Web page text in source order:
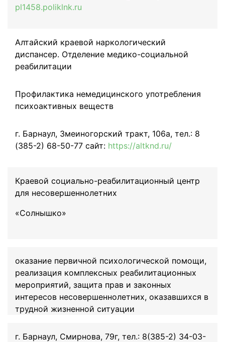
pl1458.poliklnk.ru
Алтайский краевой наркологический
диспансер. Отделение медико-социальной
реабилитации
Профилактика немедицинского употребления
психоактивных веществ
г. Барнаул, Змеиногорский тракт, 106а, тел.: 8
(385-2) 68-50-77 сайт: https://altknd.ru/
Краевой социально-реабилитационный центр
для несовершеннолетних
«Солнышко»
оказание первичной психологической помощи,
реализация комплексных реабилитационных
мероприятий, защита прав и законных
интересов несовершеннолетних, оказавшихся в
трудной жизненной ситуации
г. Барнаул, Смирнова, 79г, тел.: 8(385-2) 34-03-